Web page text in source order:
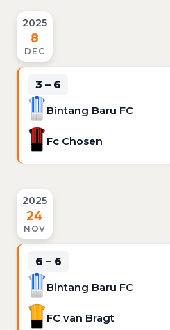
2025
8
DEC
3 – 6
Bintang Baru FC
Fc Chosen
2025
24
NOV
6 – 6
Bintang Baru FC
FC van Bragt